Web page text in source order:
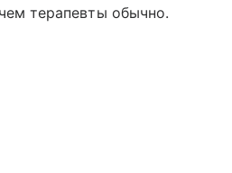
терапевты обычно.